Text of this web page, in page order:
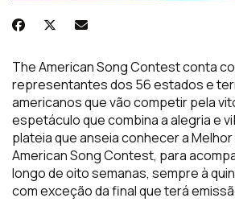
The American Song Contest conta
representantes dos 56 estados e
americanos que vão competir pela
espetáculo que combina a alegria e
plateia que anseia conhecer a
American Song Contest, para
longo de oito semanas, sempre à
com exceção da final que terá